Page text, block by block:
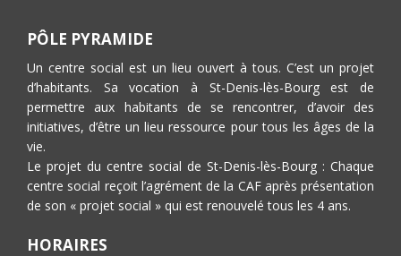
PÔLE PYRAMIDE
Un centre social est un lieu ouvert à tous. C’est un projet
d’habitants. Sa vocation à St-Denis-lès-Bourg est de
permettre aux habitants de se rencontrer, d’avoir des
initiatives, d’être un lieu ressource pour tous les âges de la
vie.
Le projet du centre social de St-Denis-lès-Bourg : Chaque
centre social reçoit l’agrément de la CAF après présentation
de son « projet social » qui est renouvelé tous les 4 ans.
HORAIRES